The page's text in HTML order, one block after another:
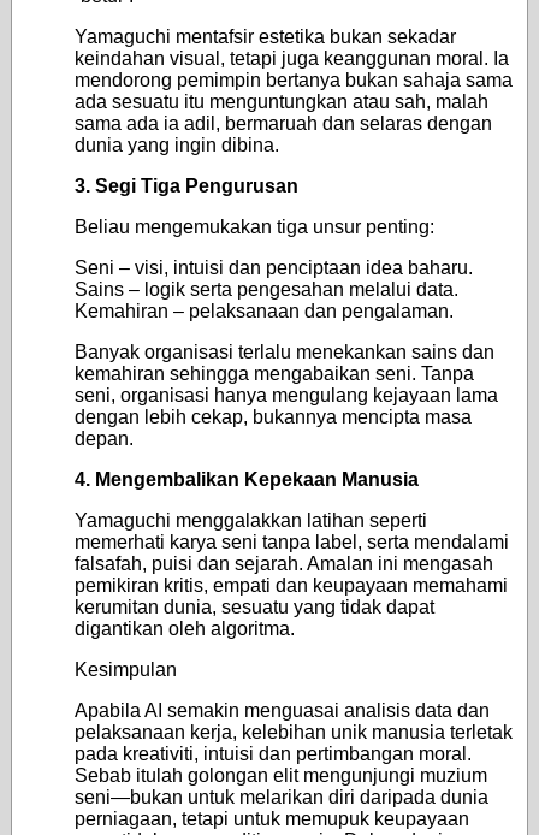
Yamaguchi mentafsir estetika bukan sekadar
keindahan visual, tetapi juga keanggunan moral. Ia
mendorong pemimpin bertanya bukan sahaja sama
ada sesuatu itu menguntungkan atau sah, malah
sama ada ia adil, bermaruah dan selaras dengan
dunia yang ingin dibina.
3. Segi Tiga Pengurusan
Beliau mengemukakan tiga unsur penting:
Seni – visi, intuisi dan penciptaan idea baharu.
Sains – logik serta pengesahan melalui data.
Kemahiran – pelaksanaan dan pengalaman.
Banyak organisasi terlalu menekankan sains dan
kemahiran sehingga mengabaikan seni. Tanpa
seni, organisasi hanya mengulang kejayaan lama
dengan lebih cekap, bukannya mencipta masa
depan.
4. Mengembalikan Kepekaan Manusia
Yamaguchi menggalakkan latihan seperti
memerhati karya seni tanpa label, serta mendalami
falsafah, puisi dan sejarah. Amalan ini mengasah
pemikiran kritis, empati dan keupayaan memahami
kerumitan dunia, sesuatu yang tidak dapat
digantikan oleh algoritma.
Kesimpulan
Apabila AI semakin menguasai analisis data dan
pelaksanaan kerja, kelebihan unik manusia terletak
pada kreativiti, intuisi dan pertimbangan moral.
Sebab itulah golongan elit mengunjungi muzium
seni—bukan untuk melarikan diri daripada dunia
perniagaan, tetapi untuk memupuk keupayaan